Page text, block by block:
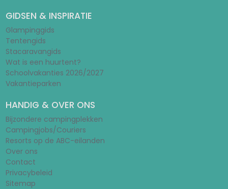
GIDSEN & INSPIRATIE
Glampinggids
Tentengids
Stacaravangids
Wat is een huurtent?
Schoolvakanties 2026/2027
Vakantieparken
HANDIG & OVER ONS
Bijzondere campingplekken
Campingjobs/Couriers
Resorts op de ABC-eilanden
Over ons
Contact
Privacybeleid
Sitemap